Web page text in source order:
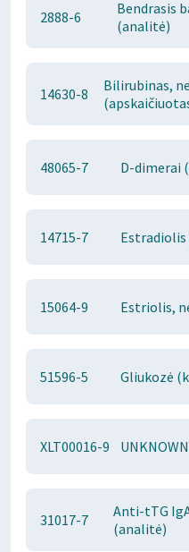
2888-6
Bendrasis
(analitė)
14630-8
Bilirubinas,
48065-7 D-dimerai
14715-7
15064-9 Estriolis,
51596-5 Gliukozė
XLT00016-9 UNKNOWN
31017-7
Anti-tTG
(analitė)